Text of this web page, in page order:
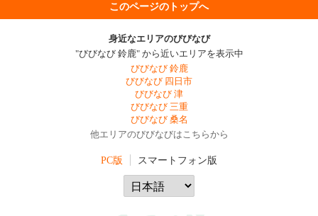
このページのトップへ
身近なエリアのびびなび
"びびなび 鈴鹿" から近いエリアを表示中
びびなび 鈴鹿
びびなび 四日市
びびなび 津
びびなび 三重
びびなび 桑名
他エリアのびびなびはこちらから
PC版 スマートフォン版